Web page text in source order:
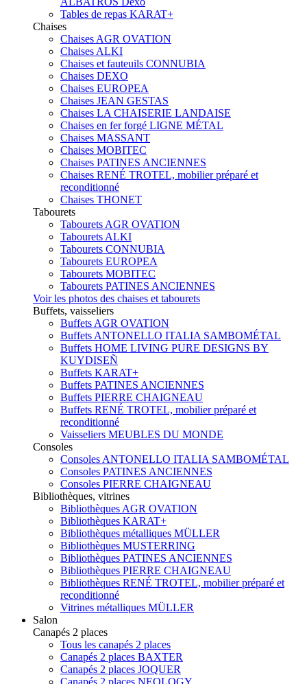
Tables de repas KARAT+
Chaises
Chaises AGR OVATION
Chaises ALKI
Chaises et fauteuils CONNUBIA
Chaises DEXO
Chaises EUROPEA
Chaises JEAN GESTAS
Chaises LA CHAISERIE LANDAISE
Chaises en fer forgé LIGNE MÉTAL
Chaises MASSANT
Chaises MOBITEC
Chaises PATINES ANCIENNES
Chaises RENÉ TROTEL, mobilier préparé et
reconditionné
Chaises THONET
Tabourets
Tabourets AGR OVATION
Tabourets ALKI
Tabourets CONNUBIA
Tabourets EUROPEA
Tabourets MOBITEC
Tabourets PATINES ANCIENNES
Voir les photos des chaises et tabourets
Buffets, vaisseliers
Buffets AGR OVATION
Buffets ANTONELLO ITALIA SAMBOMÉTAL
Buffets HOME LIVING PURE DESIGNS BY
KUYDISEÑ
Buffets KARAT+
Buffets PATINES ANCIENNES
Buffets PIERRE CHAIGNEAU
Buffets RENÉ TROTEL, mobilier préparé et
reconditionné
Vaisseliers MEUBLES DU MONDE
Consoles
Consoles ANTONELLO ITALIA SAMBOMÉTAL
Consoles PATINES ANCIENNES
Consoles PIERRE CHAIGNEAU
Bibliothèques, vitrines
Bibliothèques AGR OVATION
Bibliothèques KARAT+
Bibliothèques métalliques MÜLLER
Bibliothèques MUSTERRING
Bibliothèques PATINES ANCIENNES
Bibliothèques PIERRE CHAIGNEAU
Bibliothèques RENÉ TROTEL, mobilier préparé et
reconditionné
Vitrines métalliques MÜLLER
Salon
Canapés 2 places
Tous les canapés 2 places
Canapés 2 places BAXTER
Canapés 2 places JOQUER
Canapés 2 places NEOLOGY